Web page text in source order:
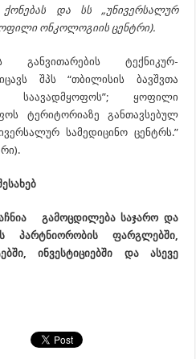
ქონებას და სს „უნივერსალურ
ონკოლოგიის ცენტრი).
განვითარების ტექნიკურ-
შპს “თბილისის ბავშვთა
საავადმყოფოს”; ყოფილი
ტერიტორიაზე განთავსებულ
სამედიცინო ცენტრს.”
გამოცდილება საჯარო და
პარტნიორობის ფარგლებში,
ინვესტიციებში და ასევე